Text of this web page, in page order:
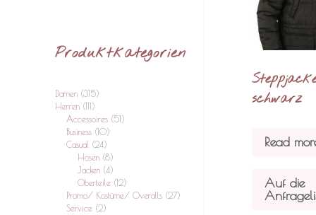
Produktkategorien
Damen (315)
Herren (111)
Accessoires (51)
Business (10)
Casual (24)
Hosen (8)
Jacken (4)
Oberteile (12)
Promo/ Kostüme/ Overalls (27)
Service (2)
schwarz
Read
Auf die